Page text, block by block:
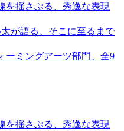
を揺さぶる、秀逸な表現
が語る、そこに至るまで
ーミングアーツ部門、全9
を揺さぶる、秀逸な表現